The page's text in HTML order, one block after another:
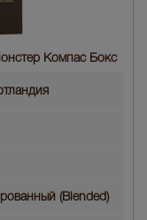
Компас Бокс
(Blended)